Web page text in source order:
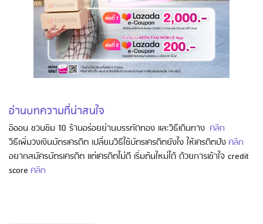
อ่านบทความที่น่าสนใจ
อิออน ชวนชิม 10 ร้านอร่อยย่านบรรทัดทอง และวิธีเดินทาง คลิก
วิธีเพิ่มวงเงินบัตรเครดิต เปลี่ยนวิธีใช้บัตรเครดิตยังไง ให้เครดิตปังคลิก
อยากสมัครบัตรเครดิต แต่เครดิตไม่ดี เริ่มต้นใหม่ได้ ด้วยการเข้าใจ credit
score คลิก
Using AEON Cards - Cashing / Advanced
Cash Withdrawal